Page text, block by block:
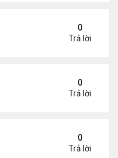
chợ hoa Phước Lộc Thọ
0
Trả lời
làm đẹp, chữa hiếm
0
Trả lời
ở Canada năm 2023...
0
Trả lời